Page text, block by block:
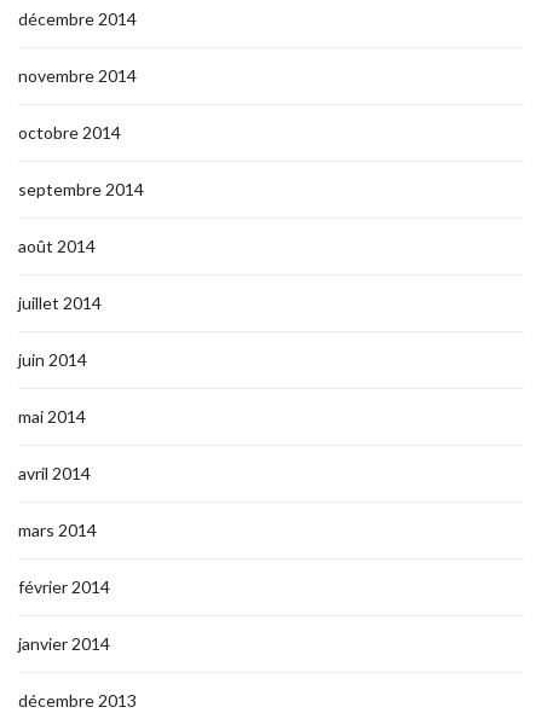
décembre 2014
novembre 2014
octobre 2014
septembre 2014
août 2014
juillet 2014
juin 2014
mai 2014
avril 2014
mars 2014
février 2014
janvier 2014
décembre 2013